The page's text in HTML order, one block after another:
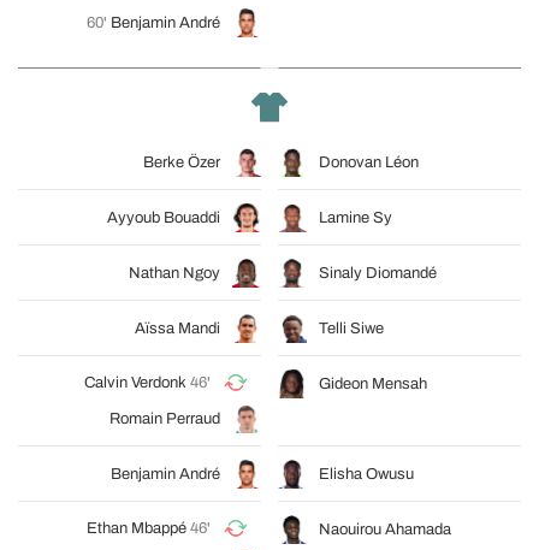
60' Benjamin André
Berke Özer Donovan Léon
Ayyoub Bouaddi Lamine Sy
Nathan Ngoy Sinaly Diomandé
Aïssa Mandi Telli Siwe
Calvin Verdonk 46'
Romain Perraud
Gideon Mensah
Benjamin André Elisha Owusu
Ethan Mbappé 46' Naouirou Ahamada